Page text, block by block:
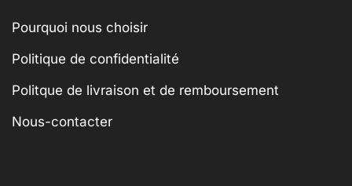
Pourquoi nous choisir
Politique de confidentialité
Politque de livraison et de remboursement
Nous-contacter